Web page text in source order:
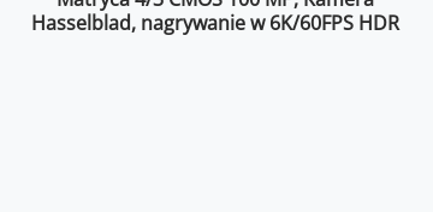
Hasselblad, nagrywanie w 6K/60FPS HDR